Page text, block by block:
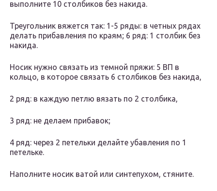
выполните 10 столбиков без накида.
Треугольник вяжется так: 1-5 ряды: в четных рядах
делать прибавления по краям; 6 ряд: 1 столбик без
накида.
Носик нужно связать из темной пряжи: 5 ВП в
кольцо, в которое связать 6 столбиков без накида,
2 ряд: в каждую петлю вязать по 2 столбика,
3 ряд: не делаем прибавок;
4 ряд: через 2 петельки делайте убавления по 1
петельке.
Наполните носик ватой или синтепухом, стяните.